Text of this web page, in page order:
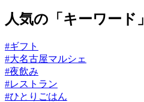
人気の「キーワード」
#ギフト
#大名古屋マルシェ
#夜飲み
#レストラン
#ひとりごはん